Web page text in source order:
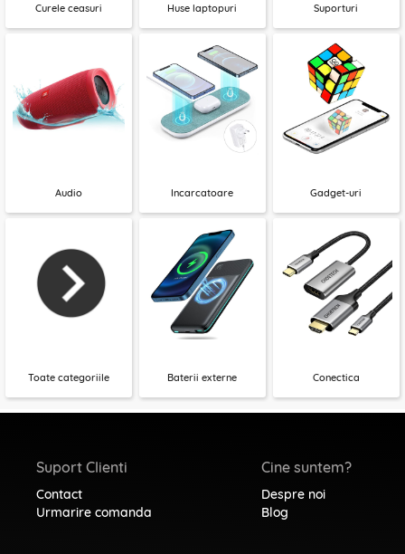
Curele ceasuri Huse laptopuri Suporturi
Audio Incarcatoare Gadget-uri
Toate categoriile Baterii externe Conectica
Suport Clienti
Contact
Urmarire comanda
Cine suntem?
Despre noi
Blog